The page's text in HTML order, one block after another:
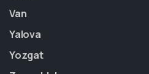
Van
Yalova
Yozgat